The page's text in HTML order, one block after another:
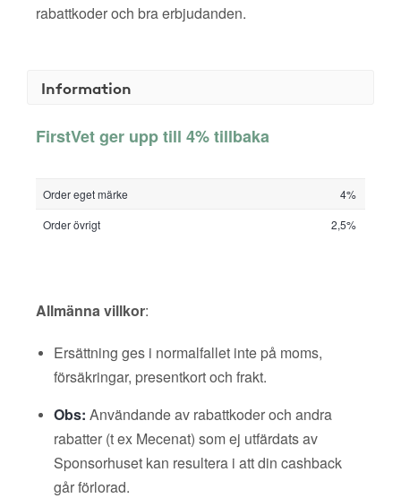
rabattkoder och bra erbjudanden.
Information
FirstVet ger upp till 4% tillbaka
Order eget märke
4%
Order övrigt
2,5%
Allmänna villkor:
Ersättning ges i normalfallet inte på moms,
försäkringar, presentkort och frakt.
Obs: Användande av rabattkoder och andra
rabatter (t ex Mecenat) som ej utfärdats av
Sponsorhuset kan resultera i att din cashback
går förlorad.